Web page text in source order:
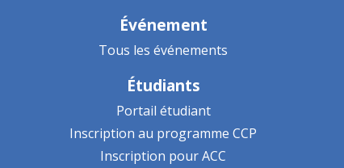
Événement
Tous les événements
Étudiants
Portail étudiant
Inscription au programme CCP
Inscription pour ACC